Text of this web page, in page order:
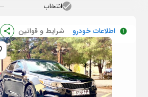
انتخاب
اطلاعات خودرو شرایط و قوانین